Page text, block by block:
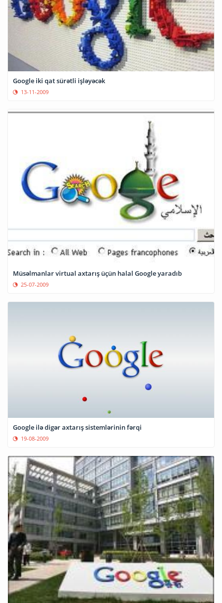
Google iki qat sürətli işləyəcək
13-11-2009
Müsəlmanlar virtual axtarış üçün halal Google yaradıb
25-07-2009
Google ilə digər axtarış sistemlərinin fərqi
19-08-2009